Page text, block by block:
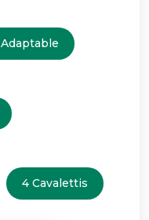
Adaptable
4 Cavalettis